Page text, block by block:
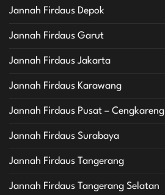
Jannah Firdaus Depok
Jannah Firdaus Garut
Jannah Firdaus Jakarta
Jannah Firdaus Karawang
Jannah Firdaus Pusat – Cengkareng
Jannah Firdaus Surabaya
Jannah Firdaus Tangerang
Jannah Firdaus Tangerang Selatan